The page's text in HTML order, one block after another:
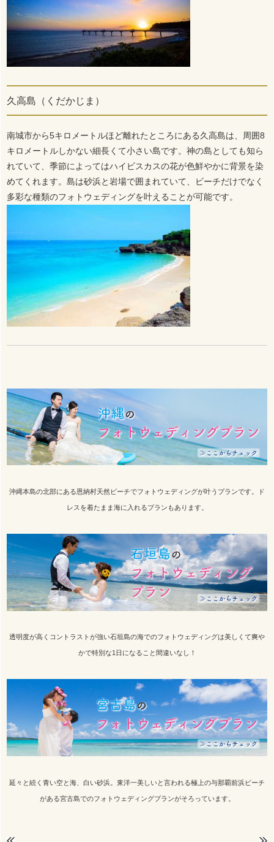
久高島（くだかじま）
南城市から5キロメートルほど離れたところにある久高島は、周囲8
キロメートルしかない細長くて小さい島です。神の島としても知ら
れていて、季節によってはハイビスカスの花が色鮮やかに背景を染
めてくれます。島は砂浜と岩場で囲まれていて、ビーチだけでなく
多彩な種類のフォトウェディングを叶えることが可能です。
沖縄本島の北部にある恩納村天然ビーチでフォトウェディングが叶うプランです。ド
レスを着たまま海に入れるプランもあります。
透明度が高くコントラストが強い石垣島の海でのフォトウェディングは美しくて爽や
かで特別な1日になること間違いなし！
延々と続く青い空と海、白い砂浜。東洋一美しいと言われる極上の与那覇前浜ビーチ
がある宮古島でのフォトウェディングプランがそろっています。